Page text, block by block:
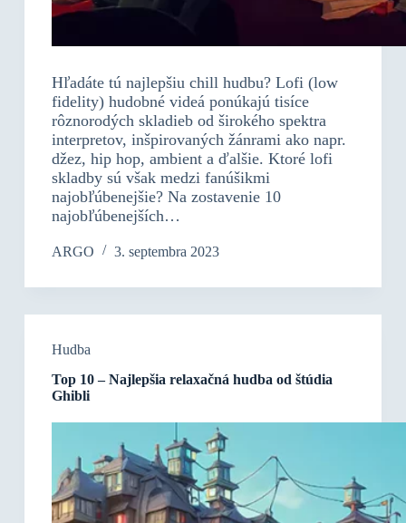
Hľadáte tú najlepšiu chill hudbu? Lofi (low
fidelity) hudobné videá ponúkajú tisíce
rôznorodých skladieb od širokého spektra
interpretov, inšpirovaných žánrami ako napr.
džez, hip hop, ambient a ďalšie. Ktoré lofi
skladby sú však medzi fanúšikmi
najobľúbenejšie? Na zostavenie 10
najobľúbenejších…
ARGO 3. septembra 2023
Hudba
Top 10 – Najlepšia relaxačná hudba od štúdia
Ghibli